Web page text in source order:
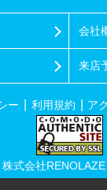
会社
来店
ー 利用規約 ア
式会社